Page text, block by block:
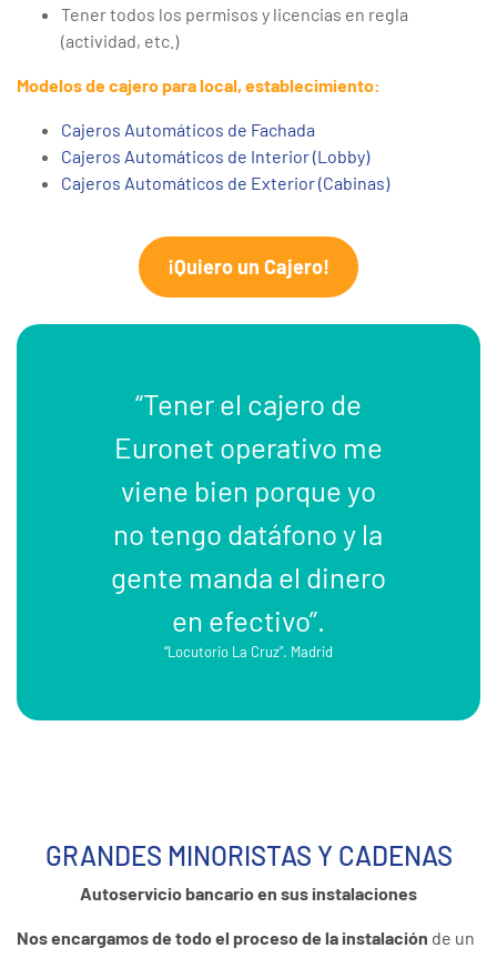
Tener todos los permisos y licencias en regla
(actividad, etc.)
Modelos de cajero para local, establecimiento:
Cajeros Automáticos de Fachada
Cajeros Automáticos de Interior (Lobby)
Cajeros Automáticos de Exterior (Cabinas)
¡Quiero un Cajero!
“Tener el cajero de
Euronet operativo me
viene bien porque yo
no tengo datáfono y la
gente manda el dinero
en efectivo”.
“Locutorio La Cruz”. Madrid
GRANDES MINORISTAS Y CADENAS
Autoservicio bancario en sus instalaciones
Nos encargamos de todo el proceso de la instalación de un